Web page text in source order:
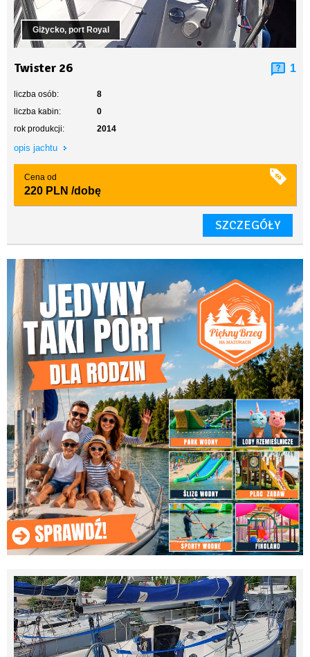
Giżycko, port Royal
Twister 26 1
liczba osób:
8
liczba kabin:
0
rok produkcji:
2014
opis jachtu
Cena od
220 PLN /dobę
SZCZEGÓŁY